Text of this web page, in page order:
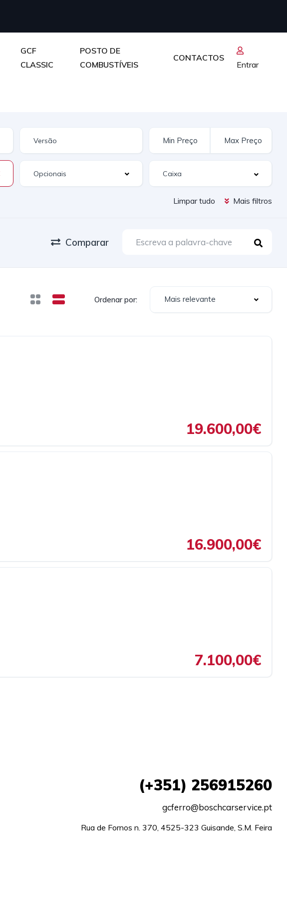
GCF
CLASSIC
POSTO DE
COMBUSTÍVEIS
CONTACTOS
Entrar
Opcionais
Limpar tudo Mais filtros
Comparar
Ordenar por: Mais relevante
19.600,00€
16.900,00€
7.100,00€
(+351) 256915260
gcferro@boschcarservice.pt
Rua de Fornos n. 370, 4525-323 Guisande, S.M. Feira